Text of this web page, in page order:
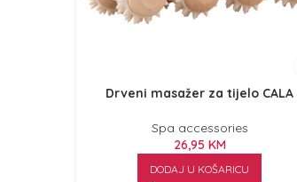
Drveni masažer za tijelo CALA
Spa accessories
26,95 KM
DODAJ U KOŠARICU